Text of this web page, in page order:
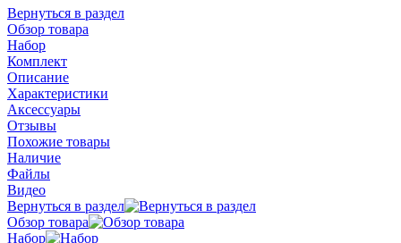
Вернуться в раздел
Обзор товара
Набор
Комплект
Описание
Характеристики
Аксессуары
Отзывы
Похожие товары
Наличие
Файлы
Видео
Вернуться в раздел
Обзор товара
Набор